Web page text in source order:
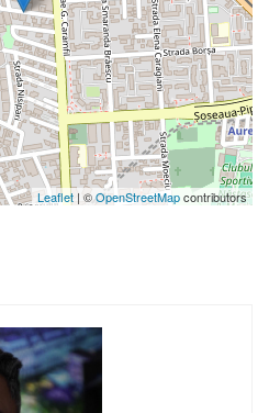
Leaflet | ©OpenStreetMapcontributors